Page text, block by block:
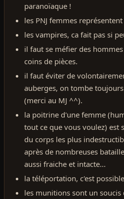
paranoïaque !
les PNJ femmes
les vampires, ca fait pas si
il faut se méfier des
coins de pièces.
il faut éviter de
auberges, on tombe
(merci au MJ ^^).
la poitrine d'une femme
tout ce que vous voulez) est
du corps les plus
après de nombreuses
aussi fraiche et intacte...
la téléportation, c'est
les munitions sont un soucis